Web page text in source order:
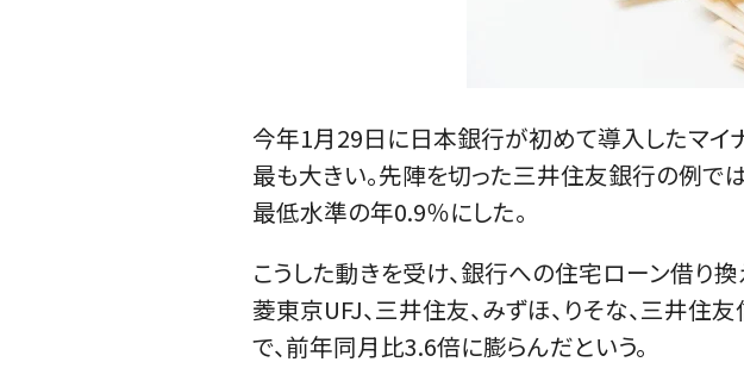
今年1月29日に日本銀行が初めて導入したマイ
最も大きい。先陣を切った三井住友銀行の例で
最低水準の年0.9％にした。
こうした動きを受け、銀行への住宅ローン借り
菱東京UFJ、三井住友、みずほ、りそな、三井
で、前年同月比3.6倍に膨らんだという。